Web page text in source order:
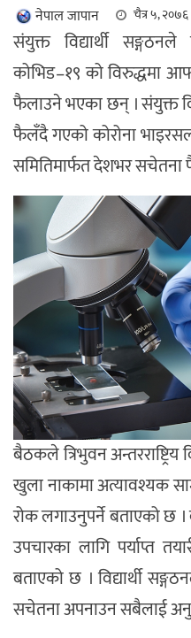
नेपाल जापान चैत्र ५, २०७६
संयुक्त विद्यार्थी
कोभिड–१९ को विरुद्धमा
फैलाउने भएका छन् । संयुक्त
फैलँदै गएको कोरोना
समितिमार्फत देशभर सचेतना
बैठकले त्रिभुवन
खुला नाकामा अत्यावश्यक
रोक लगाउनुपर्ने बताएको छ
उपचारका लागि पर्याप्त
बताएको छ । विद्यार्थी
सचेतना अपनाउन सबैलाई